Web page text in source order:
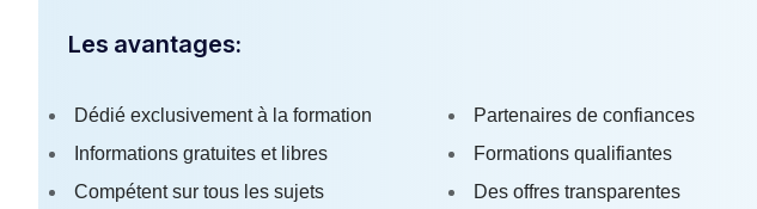
Les avantages:
Dédié exclusivement à la formation
Informations gratuites et libres
Compétent sur tous les sujets
Partenaires de confiances
Formations qualifiantes
Des offres transparentes